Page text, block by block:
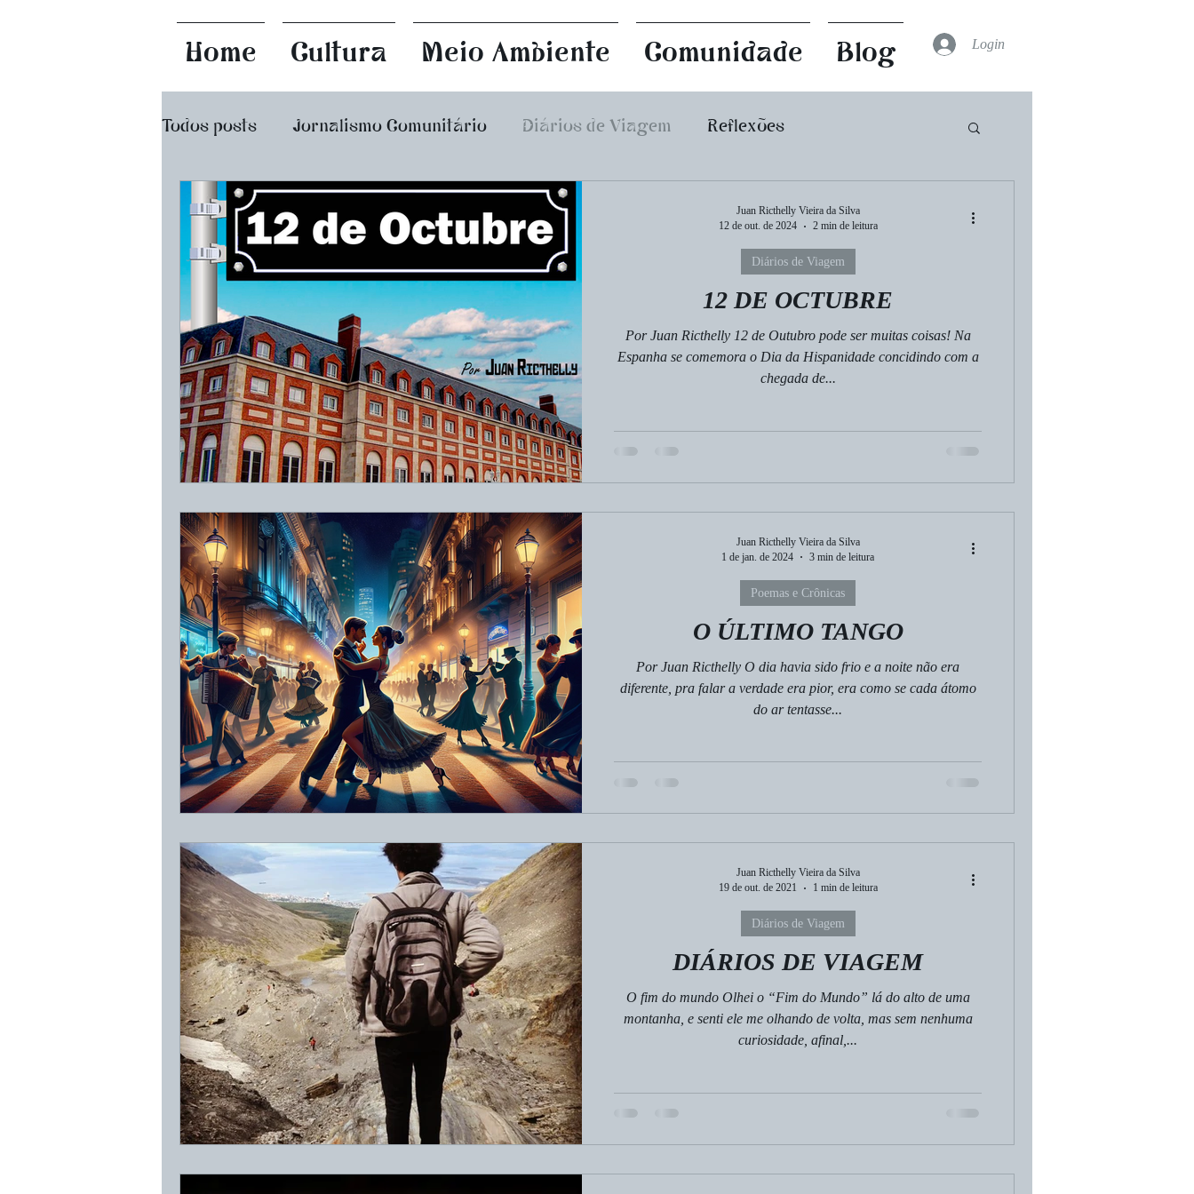
Home Cultura Meio Ambiente Comunidade Blog Login
Todos posts Jornalismo Comunitário Diários de Viagem Reflexões
Dicionário do Diabo Eventos e Atividades
Filmes e Séries Poemas e Crônicas Ecossocialismo Política Distrital
Guia Gamense do Bar Raiz
12 DE OCTUBRE
Por Juan Ricthelly 12 de Outubro pode ser muitas coisas! Na
Espanha se comemora o Dia da Hispanidade concidindo com a
chegada de...
Diários de Viagem
Juan Ricthelly Vieira da Silva
12 de out. de 2024
2 min de leitura
O ÚLTIMO TANGO
Por Juan Ricthelly O dia havia sido frio e a noite não era
diferente, pra falar a verdade era pior, era como se cada átomo
do ar tentasse...
Poemas e Crônicas
Juan Ricthelly Vieira da Silva
1 de jan. de 2024
3 min de leitura
DIÁRIOS DE VIAGEM
O fim do mundo Olhei o “Fim do Mundo” lá do alto de uma
montanha, e senti ele me olhando de volta, mas sem nenhuma
curiosidade, afinal,...
Diários de Viagem
Juan Ricthelly Vieira da Silva
19 de out. de 2021
1 min de leitura